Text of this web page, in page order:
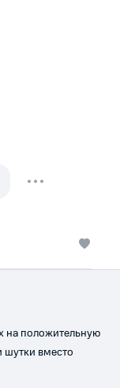
на положительную
шутки вместо